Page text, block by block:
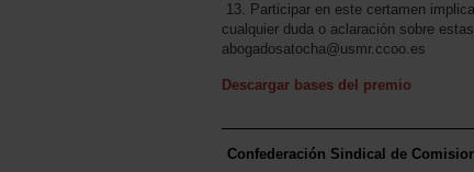
13. Participar en este certamen
cualquier duda o aclaración sobre
abogadosatocha@usmr.ccoo.es
Descargar bases del premio
Confederación Sindical de